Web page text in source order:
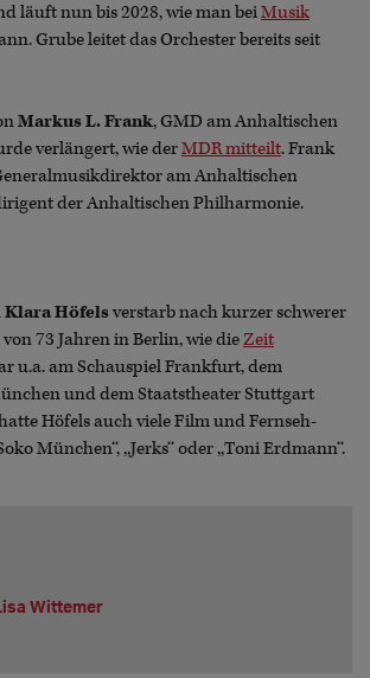
läuft nun bis 2028, wie man beiMusik
Grube leitet das Orchester bereits seit
Markus L. Frank, GMD am Anhaltischen
verlängert, wie derMDR mitteilt. Frank
am Anhaltischen
der Anhaltischen Philharmonie.
Klara Höfelsverstarb nach kurzer schwerer
73 Jahren in Berlin, wie dieZeit
u.a. am Schauspiel Frankfurt, dem
und dem Staatstheater Stuttgart
Höfels auch viele Film und Fernseh-
München‘‘, ,,Jerks‘‘ oder ,,Toni Erdmann‘‘.
Wittemer